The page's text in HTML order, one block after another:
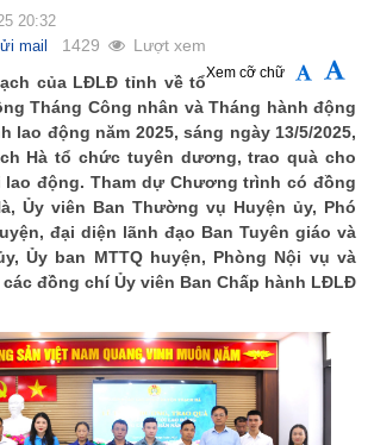
20:32
mail 1429 Lượt xem
Xem cỡ chữ
của LĐLĐ tỉnh về tổ
Tháng Công nhân và Tháng hành động
lao động năm 2025, sáng ngày 13/5/2025,
Hà tổ chức tuyên dương, trao quà cho
động. Tham dự Chương trình có đồng
Ủy viên Ban Thường vụ Huyện ủy, Phó
đại diện lãnh đạo Ban Tuyên giáo và
Ủy ban MTTQ huyện, Phòng Nội vụ và
đồng chí Ủy viên Ban Chấp hành LĐLĐ